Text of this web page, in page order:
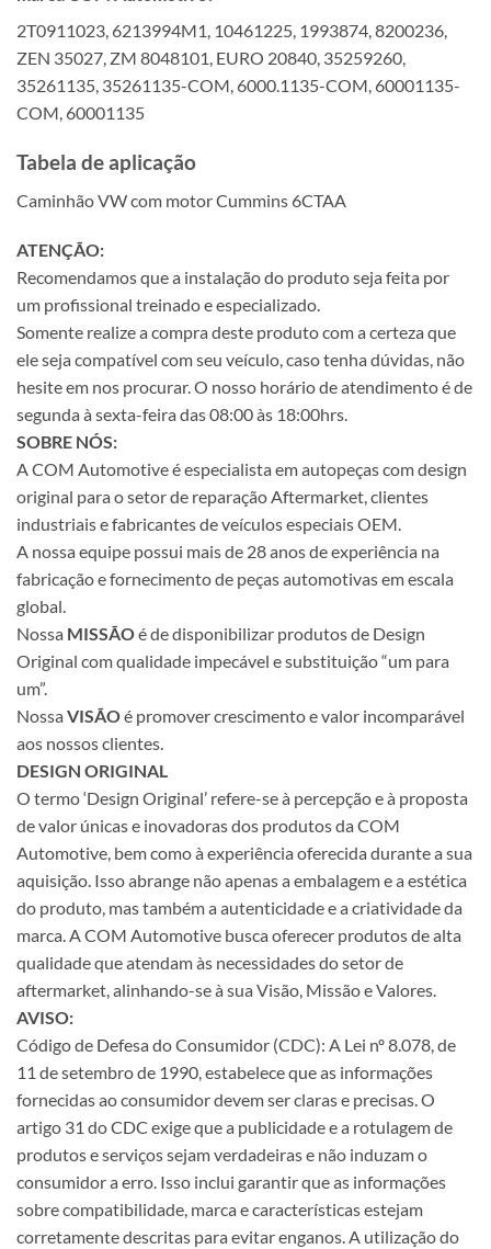
2T0911023, 6213994M1, 10461225, 1993874, 8200236,
ZEN 35027, ZM 8048101, EURO 20840, 35259260,
35261135, 35261135-COM, 6000.1135-COM, 60001135-
COM, 60001135
Tabela de aplicação
Caminhão VW com motor Cummins 6CTAA
ATENÇÃO:
Recomendamos que a instalação do produto seja feita por
um profissional treinado e especializado.
Somente realize a compra deste produto com a certeza que
ele seja compatível com seu veículo, caso tenha dúvidas, não
hesite em nos procurar. O nosso horário de atendimento é de
segunda à sexta-feira das 08:00 às 18:00hrs.
SOBRE NÓS:
A COM Automotive é especialista em autopeças com design
original para o setor de reparação Aftermarket, clientes
industriais e fabricantes de veículos especiais OEM.
A nossa equipe possui mais de 28 anos de experiência na
fabricação e fornecimento de peças automotivas em escala
global.
Nossa MISSÃOé de disponibilizar produtos de Design
Original com qualidade impecável e substituição “um para
um”.
Nossa VISÃOé promover crescimento e valor incomparável
aos nossos clientes.
DESIGN ORIGINAL
O termo ‘Design Original’ refere-se à percepção e à proposta
de valor únicas e inovadoras dos produtos da COM
Automotive, bem como à experiência oferecida durante a sua
aquisição. Isso abrange não apenas a embalagem e a estética
do produto, mas também a autenticidade e a criatividade da
marca. A COM Automotive busca oferecer produtos de alta
qualidade que atendam às necessidades do setor de
aftermarket, alinhando-se à sua Visão, Missão e Valores.
AVISO:
Código de Defesa do Consumidor (CDC): A Lei nº 8.078, de
11 de setembro de 1990, estabelece que as informações
fornecidas ao consumidor devem ser claras e precisas. O
artigo 31 do CDC exige que a publicidade e a rotulagem de
produtos e serviços sejam verdadeiras e não induzam o
consumidor a erro. Isso inclui garantir que as informações
sobre compatibilidade, marca e características estejam
corretamente descritas para evitar enganos. A utilização do